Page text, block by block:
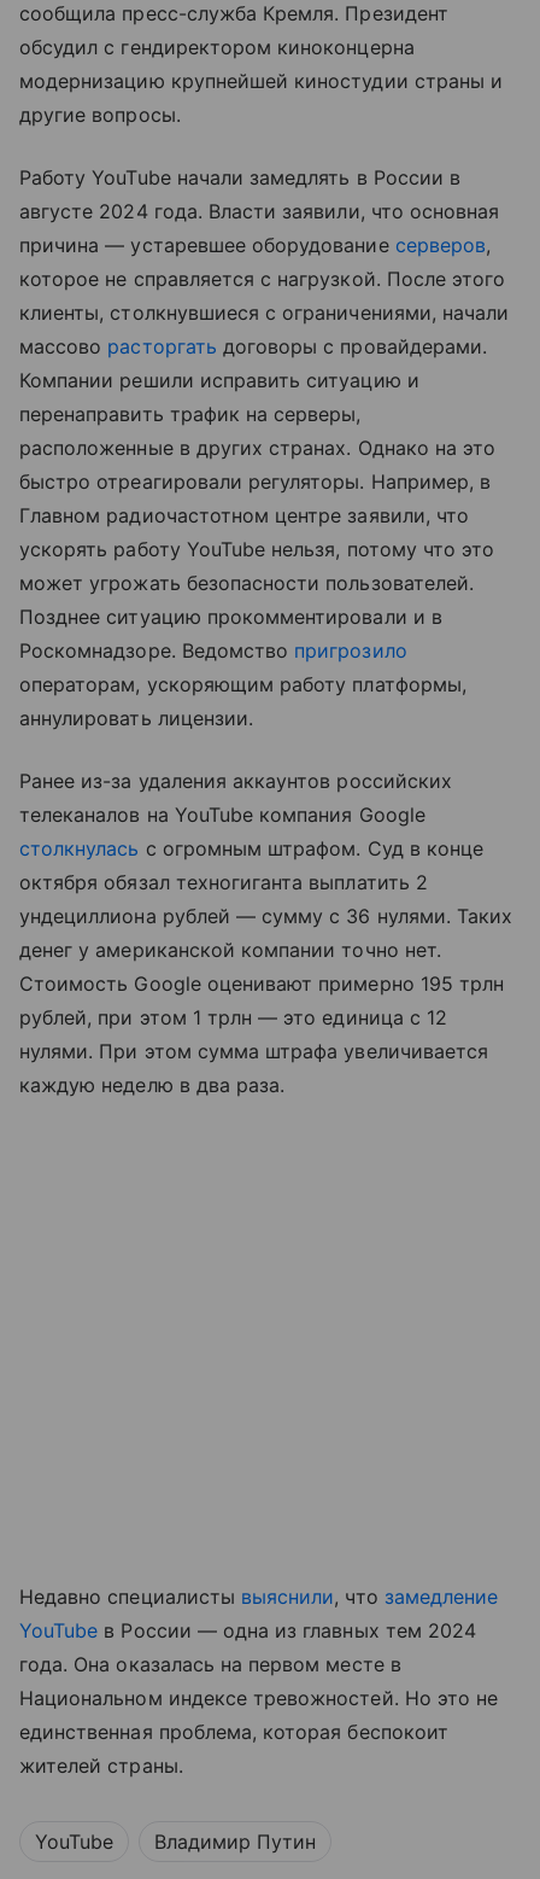
сообщила пресс-служба Кремля. Президент
обсудил с гендиректором киноконцерна
модернизацию крупнейшей киностудии страны и
другие вопросы.
Работу YouTube начали замедлять в России в
августе 2024 года. Власти заявили, что основная
причина — устаревшее оборудование серверов,
которое не справляется с нагрузкой. После этого
клиенты, столкнувшиеся с ограничениями, начали
массово расторгать договоры с провайдерами.
Компании решили исправить ситуацию и
перенаправить трафик на серверы,
расположенные в других странах. Однако на это
быстро отреагировали регуляторы. Например, в
Главном радиочастотном центре заявили, что
ускорять работу YouTube нельзя, потому что это
может угрожать безопасности пользователей.
Позднее ситуацию прокомментировали и в
Роскомнадзоре. Ведомство пригрозило
операторам, ускоряющим работу платформы,
аннулировать лицензии.
Ранее из-за удаления аккаунтов российских
телеканалов на YouTube компания Google
столкнулась с огромным штрафом. Суд в конце
октября обязал техногиганта выплатить 2
ундециллиона рублей — сумму с 36 нулями. Таких
денег у американской компании точно нет.
Стоимость Google оценивают примерно 195 трлн
рублей, при этом 1 трлн — это единица с 12
нулями. При этом сумма штрафа увеличивается
каждую неделю в два раза.
Недавно специалисты выяснили, что замедление
YouTube в России — одна из главных тем 2024
года. Она оказалась на первом месте в
Национальном индексе тревожностей. Но это не
единственная проблема, которая беспокоит
жителей страны.
YouTube Владимир Путин